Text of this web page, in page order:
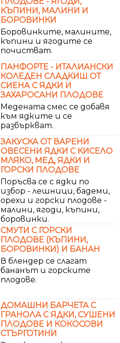
КЪПИНИ, МАЛИНИ И
БОРОВИНКИ
Боровинките, малините,
къпини и ягодите се
почистват.
ПАНФОРТЕ - ИТАЛИАНСКИ
КОЛЕДЕН СЛАДКИШ ОТ
СИЕНА С ЯДКИ И
ЗАХАРОСАНИ ПЛОДОВЕ
Медената смес се добавя
към ядките и се
разбъркват.
ЗАКУСКА ОТ ВАРЕНИ
ОВЕСЕНИ ЯДКИ С КИСЕЛО
МЛЯКО, МЕД, ЯДКИ И
ГОРСКИ ПЛОДОВЕ
Поръсва се с ядки по
избор - лешници, бадеми,
орехи и горски плодове -
малини, ягоди, къпини,
боровинки.
СМУТИ С ГОРСКИ
ПЛОДОВЕ (КЪПИНИ,
БОРОВИНКИ) И БАНАН
В блендер се слагат
бананът и горските
плодове.
ДОМАШНИ БАРЧЕТА С
ГРАНОЛА С ЯДКИ, СУШЕНИ
ПЛОДОВЕ И КОКОСОВИ
СТЪРГОТИНИ